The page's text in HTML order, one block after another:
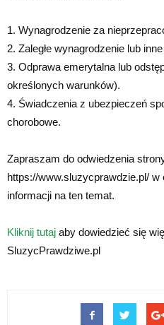
1. Wynagrodzenie za
2. Zaległe wynagrodzenie lub
3. Odprawa emerytalna lub
określonych warunków).
4. Świadczenia z ubezpieczeń
chorobowe.
Zapraszam do odwiedzenia
https://www.sluzycprawdzie.pl/
informacji na ten temat.
Kliknij tutaj aby dowiedzieć się
SluzycPrawdziwe.pl